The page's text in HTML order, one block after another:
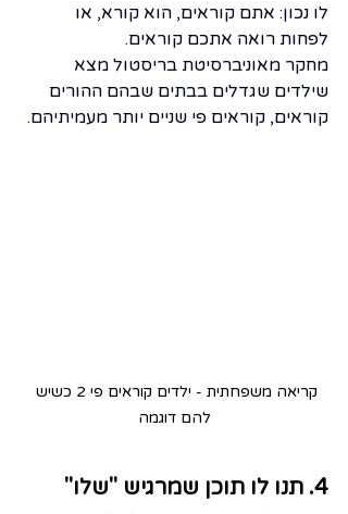
לו נכון: אתם קוראים, הוא קורא, או
לפחות רואה אתכם קוראים.
מחקר מאוניברסיטת בריסטול מצא
שילדים שגדלים בבתים שבהם ההורים
קוראים, קוראים פי שניים יותר מעמיתיהם.
קריאה משפחתית - ילדים קוראים פי 2 כשיש
להם דוגמה
4. תנו לו תוכן שמרגיש "שלו"